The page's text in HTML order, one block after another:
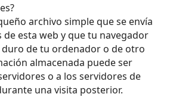
archivo simple que se envía
esta web y que tu navegador
duro de tu ordenador o de otro
almacenada puede ser
o a los servidores de
una visita posterior.